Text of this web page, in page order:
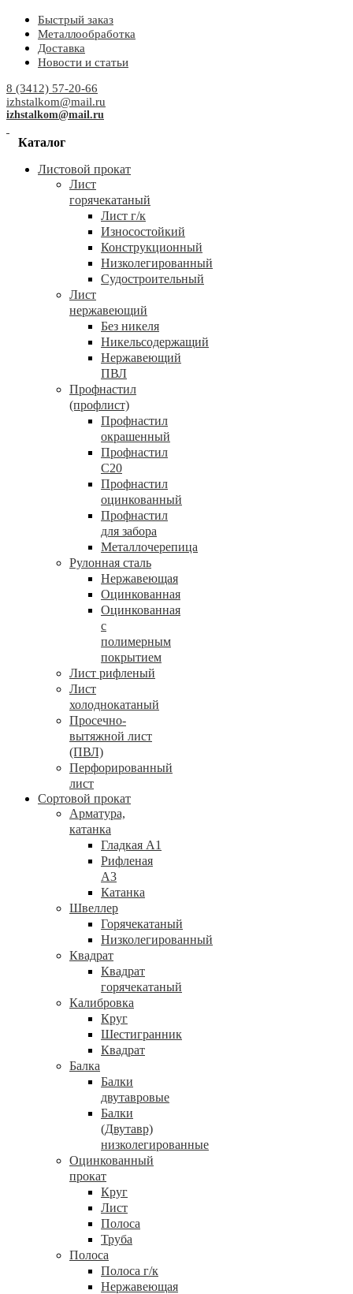
Быстрый заказ
Металлообработка
Доставка
Новости и статьи
8 (3412) 57-20-66
izhstalkom@mail.ru
izhstalkom@mail.ru
Каталог
Листовой прокат
Лист
горячекатаный
Лист г/к
Износостойкий
Конструкционный
Низколегированный
Судостроительный
Лист
нержавеющий
Без никеля
Никельсодержащий
Нержавеющий
ПВЛ
Профнастил
(профлист)
Профнастил
окрашенный
Профнастил
С20
Профнастил
оцинкованный
Профнастил
для забора
Металлочерепица
Рулонная сталь
Нержавеющая
Оцинкованная
Оцинкованная
с
полимерным
покрытием
Лист рифленый
Лист
холоднокатаный
Просечно-
вытяжной лист
(ПВЛ)
Перфорированный
лист
Сортовой прокат
Арматура,
катанка
Гладкая А1
Рифленая
А3
Катанка
Швеллер
Горячекатаный
Низколегированный
Квадрат
Квадрат
горячекатаный
Калибровка
Круг
Шестигранник
Квадрат
Балка
Балки
двутавровые
Балки
(Двутавр)
низколегированные
Оцинкованный
прокат
Круг
Лист
Полоса
Труба
Полоса
Полоса г/к
Нержавеющая